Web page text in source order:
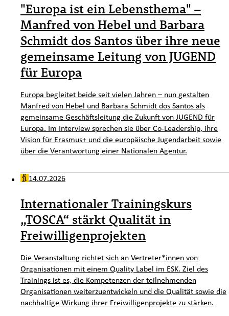
"Europa ist ein Lebensthema" –
Manfred von Hebel und Barbara
Schmidt dos Santos über ihre neue
gemeinsame Leitung von JUGEND
für Europa
Europa begleitet beide seit vielen Jahren – nun gestalten
Manfred von Hebel und Barbara Schmidt dos Santos als
gemeinsame Geschäftsleitung die Zukunft von JUGEND für
Europa. Im Interview sprechen sie über Co-Leadership, ihre
Vision für Erasmus+ und die europäische Jugendarbeit sowie
über die Verantwortung einer Nationalen Agentur.
14.07.2026
Internationaler Trainingskurs
„TOSCA“ stärkt Qualität in
Freiwilligenprojekten
Die Veranstaltung richtet sich an Vertreter*innen von
Organisationen mit einem Quality Label im ESK. Ziel des
Trainings ist es, die Kompetenzen der teilnehmenden
Organisationen weiterzuentwickeln und die Qualität sowie die
nachhaltige Wirkung ihrer Freiwilligenprojekte zu stärken.